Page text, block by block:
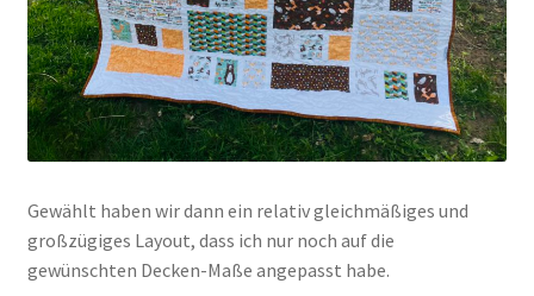
Gewählt haben wir dann ein relativ gleichmäßiges und
großzügiges Layout, dass ich nur noch auf die
gewünschten Decken-Maße angepasst habe.